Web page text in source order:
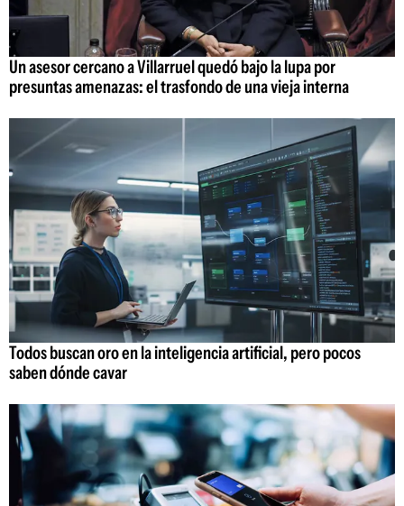
Un asesor cercano a Villarruel quedó bajo la lupa por
presuntas amenazas: el trasfondo de una vieja interna
Todos buscan oro en la inteligencia artificial, pero pocos
saben dónde cavar